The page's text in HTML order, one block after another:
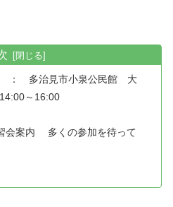
： 多治見市小泉公民館 大
～16:00
会案内 多くの参加を待って